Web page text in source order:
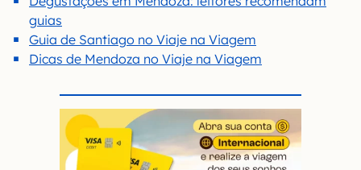
guias
Guia de Santiago no Viaje na Viagem
Dicas de Mendoza no Viaje na Viagem